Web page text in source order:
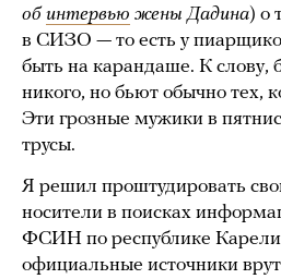
обинтервью жены Дадина) о
в СИЗО — то есть у
быть на карандаше. К слову,
никого, но бьют обычно тех,
Эти грозные мужики в
трусы.
Я решил проштудировать
носители в поисках
ФСИН по республике
официальные источники